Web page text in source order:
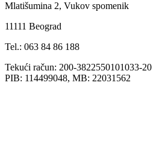
Mlatišumina 2, Vukov spomenik
11111 Beograd
Tel.: 063 84 86 188
Tekući račun: 200-3822550101033-20
PIB: 114499048, MB: 22031562